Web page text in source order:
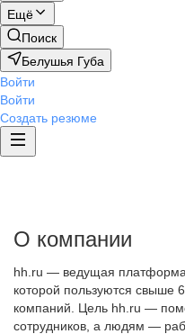
Ещё
Поиск
Белушья Губа
Войти
Войти
Создать резюме
О компании
hh.ru — ведущая платформа
которой пользуются свыше
компаний. Цель hh.ru —
сотрудников, а людям —